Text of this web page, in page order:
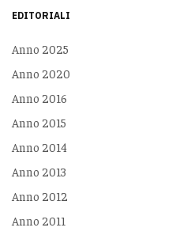
EDITORIALI
Anno 2025
Anno 2020
Anno 2016
Anno 2015
Anno 2014
Anno 2013
Anno 2012
Anno 2011